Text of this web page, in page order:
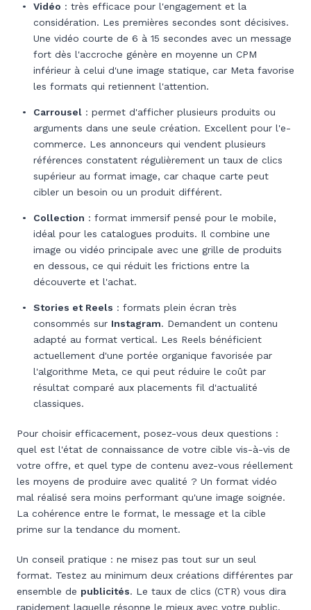
Vidéo : très efficace pour l'engagement et la
considération. Les premières secondes sont décisives.
Une vidéo courte de 6 à 15 secondes avec un message
fort dès l'accroche génère en moyenne un CPM
inférieur à celui d'une image statique, car Meta favorise
les formats qui retiennent l'attention.
Carrousel : permet d'afficher plusieurs produits ou
arguments dans une seule création. Excellent pour l'e-
commerce. Les annonceurs qui vendent plusieurs
références constatent régulièrement un taux de clics
supérieur au format image, car chaque carte peut
cibler un besoin ou un produit différent.
Collection : format immersif pensé pour le mobile,
idéal pour les catalogues produits. Il combine une
image ou vidéo principale avec une grille de produits
en dessous, ce qui réduit les frictions entre la
découverte et l'achat.
Stories et Reels : formats plein écran très
consommés sur Instagram. Demandent un contenu
adapté au format vertical. Les Reels bénéficient
actuellement d'une portée organique favorisée par
l'algorithme Meta, ce qui peut réduire le coût par
résultat comparé aux placements fil d'actualité
classiques.
Pour choisir efficacement, posez-vous deux questions :
quel est l'état de connaissance de votre cible vis-à-vis de
votre offre, et quel type de contenu avez-vous réellement
les moyens de produire avec qualité ? Un format vidéo
mal réalisé sera moins performant qu'une image soignée.
La cohérence entre le format, le message et la cible
prime sur la tendance du moment.
Un conseil pratique : ne misez pas tout sur un seul
format. Testez au minimum deux créations différentes par
ensemble de publicités. Le taux de clics (CTR) vous dira
rapidement laquelle résonne le mieux avec votre public.